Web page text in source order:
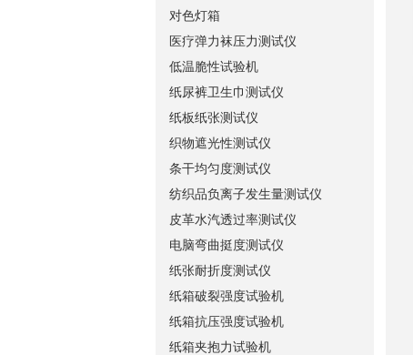
对色灯箱
医疗弹力袜压力测试仪
低温脆性试验机
纸尿裤卫生巾测试仪
纸板纸张测试仪
织物遮光性测试仪
条干均匀度测试仪
纺织品负离子发生量测试仪
皮革水汽透过率测试仪
电脑弯曲挺度测试仪
纸张耐折度测试仪
纸箱破裂强度试验机
纸箱抗压强度试验机
纸箱夹抱力试验机